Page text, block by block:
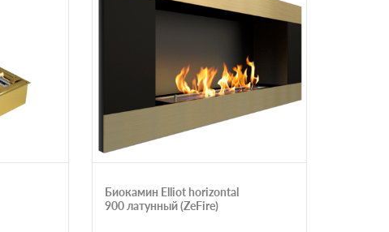
Биокамин Elliot horizontal
900 латунный (ZeFire)